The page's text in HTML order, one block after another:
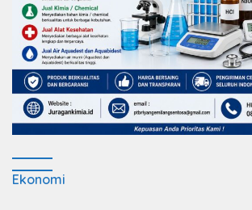
Ekonomi